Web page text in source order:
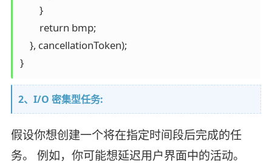
        }
        return bmp;
    }, cancellationToken);
}
2、I/O 密集型任务:
假设你想创建一个将在指定时间段后完成的任
务。 例如，你可能想延迟用户界面中的活动。